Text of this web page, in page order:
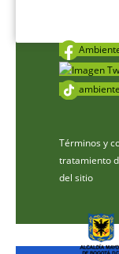
Términos y
tratamiento
del sitio